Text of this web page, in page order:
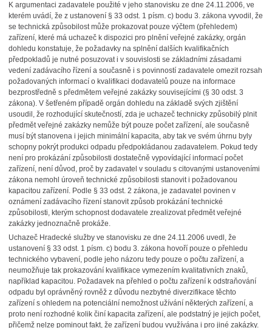
K argumentaci zadavatele použité v jeho stanovisku ze dne 24.11.2006, ve
kterém uvádí, že z ustanovení § 33 odst. 1 písm. c) bodu 3. zákona vyvodil, že
se technická způsobilost může prokazovat pouze výčtem (přehledem)
zařízení, které má uchazeč k dispozici pro plnění veřejné zakázky, orgán
dohledu konstatuje, že požadavky na splnění dalších kvalifikačních
předpokladů je nutné posuzovat i v souvislosti se základními zásadami
vedení zadávacího řízení a současně i s povinností zadavatele omezit rozsah
požadovaných informací o kvalifikaci dodavatelů pouze na informace
bezprostředně s předmětem veřejné zakázky souvisejícími (§ 30 odst. 3
zákona). V šetřeném případě orgán dohledu na základě svých zjištění
usoudil, že rozhodující skutečností, zda je uchazeč technicky způsobilý plnit
předmět veřejné zakázky nemůže být pouze počet zařízení, ale současně
musí být stanovena i jejich minimální kapacita, aby tak ve svém úhrnu byly
schopny pokrýt produkci odpadu předpokládanou zadavatelem. Pokud tedy
není pro prokázání způsobilosti dostatečně vypovídající informací počet
zařízení, není důvod, proč by zadavatel v souladu s citovanými ustanoveními
zákona nemohl úroveň technické způsobilosti stanovit i požadovanou
kapacitou zařízení. Podle § 33 odst. 2 zákona, je zadavatel povinen v
oznámení zadávacího řízení stanovit způsob prokázání technické
způsobilosti, kterým schopnost dodavatele zrealizovat předmět veřejné
zakázky jednoznačně prokáže.
Uchazeč Hradecké služby ve stanovisku ze dne 24.11.2006 uvedl, že
ustanovení § 33 odst. 1 písm. c) bodu 3. zákona hovoří pouze o přehledu
technického vybavení, podle jeho názoru tedy pouze o počtu zařízení, a
neumožňuje tak prokazování kvalifikace vymezením kvalitativních znaků,
například kapacitou. Požadavek na přehled o počtu zařízení k odstraňování
odpadu byl oprávněný rovněž z důvodu nezbytné diverzifikace těchto
zařízení s ohledem na potenciální nemožnost užívání některých zařízení, a
proto není rozhodné kolik činí kapacita zařízení, ale podstatný je jejich počet,
přičemž nelze pominout fakt, že zařízení budou využívána i pro jiné zakázky.